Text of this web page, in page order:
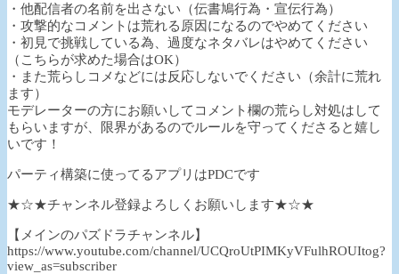
・他配信者の名前を出さない（伝書鳩行為・宣伝行為）
・攻撃的なコメントは荒れる原因になるのでやめてください
・初見で挑戦している為、過度なネタバレはやめてください
（こちらが求めた場合はOK）
・また荒らしコメなどには反応しないでください（余計に荒れ
ます）
モデレーターの方にお願いしてコメント欄の荒らし対処はして
もらいますが、限界があるのでルールを守ってくださると嬉し
いです！
パーティ構築に使ってるアプリはPDCです
★☆★チャンネル登録よろしくお願いします★☆★
【メインのパズドラチャンネル】
https://www.youtube.com/channel/UCQroUtPIMKyVFulhROUItog?
view_as=subscriber